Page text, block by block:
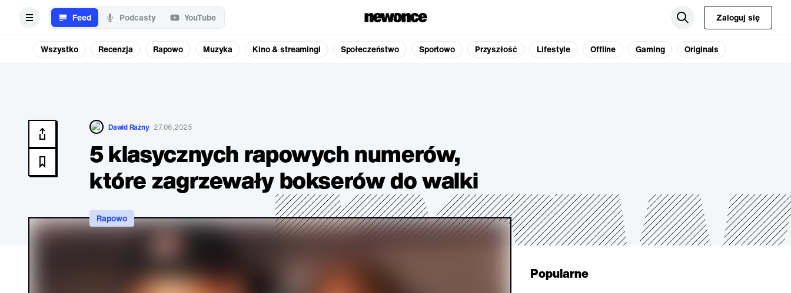
Feed Podcasty YouTube Zaloguj się
Wszystko Recenzja Rapowo Muzyka Kino & streamingi Społeczeństwo Sportowo Przyszłość Lifestyle Offline Gaming Originals
Dawid Raźny 27.06.2025
5 klasycznych rapowych numerów,
które zagrzewały bokserów do walki
Rapowo
Popularne